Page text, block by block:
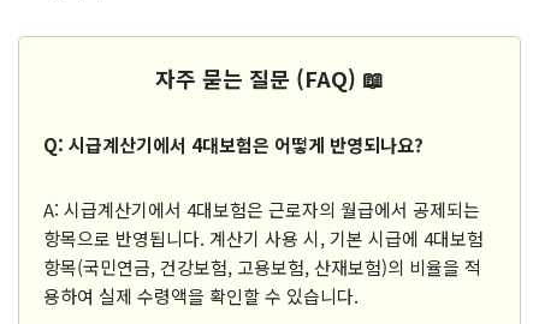
자주 묻는 질문 (FAQ) 📖
Q: 시급계산기에서 4대보험은 어떻게 반영되나요?
A: 시급계산기에서 4대보험은 근로자의 월급에서 공제되는
항목으로 반영됩니다. 계산기 사용 시, 기본 시급에 4대보험
항목(국민연금, 건강보험, 고용보험, 산재보험)의 비율을 적
용하여 실제 수령액을 확인할 수 있습니다.